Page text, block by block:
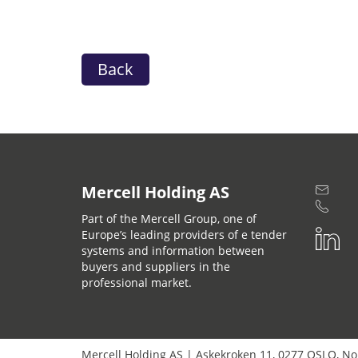
Back
Mercell Holding AS
Part of the Mercell Group, one of
Europe’s leading providers of e tender
systems and information between
buyers and suppliers in the
professional market.
Mercell Holding AS | Askekroken 11 , 0277 OSLO,